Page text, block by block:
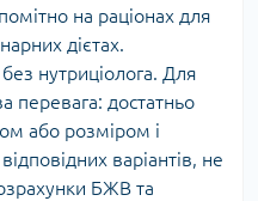
на раціонах для
дієтах.
нутриціолога. Для
перевага: достатньо
або розміром і
варіантів, не
БЖВ та